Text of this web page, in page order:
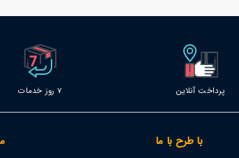
پرداخت آنلاین 7 روز خدمات
با طرح با ما